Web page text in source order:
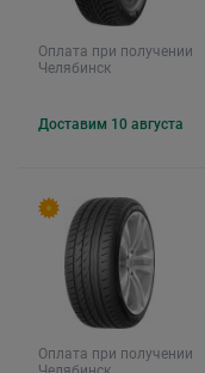
Оплата при получении
Челябинск
Доставим 10 августа
Оплата при получении